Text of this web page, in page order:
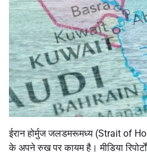
ईरान होर्मुज जलडमरूमध्य (Strait of
के अपने रुख पर कायम है। मीडिया